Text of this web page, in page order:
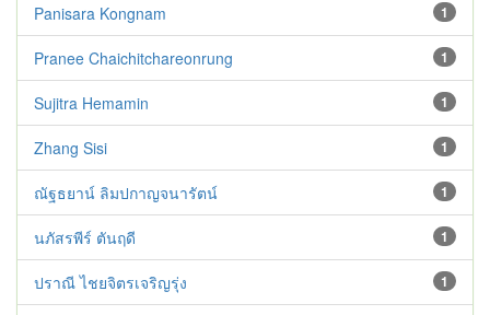
1
Panisara Kongnam
1
Pranee Chaichitchareonrung
1
Sujitra Hemamin
1
Zhang Sisi
1
ณัฐธยาน์ ลิมปกาญจนารัตน์
1
นภัสรพีร์ ตันฤดี
1
ปราณี ไชยจิตรเจริญรุ่ง